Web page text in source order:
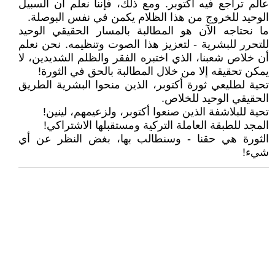
عالم تراجع فيه أكتوبر. ومع ذلك، فإننا نعلم أن السبيل
الوحيد للخروج من هذا الظلام يكمن في نفس البوصلة.
ما نحتاجه الآن هو المطالبة بالمسار الحقيقي الوحيد
للتحرر للبشرية - لتعزيز هذا الصوت وتنظيمه. نحن نعلم
أن خلاص شعبنا، الذي اختبره الفقر والظلم الشديدين، لا
يمكن تحقيقه إلا من خلال المطالبة بالحق في الثورة!
تحية لطليعي ثورة أكتوبر، الذين منحوا البشرية الطريق
الحقيقي الوحيد للخلاص.
تحية للبلاشفة الذين صنعوا أكتوبر، ولزعيمهم، لينين!
المجد للطبقة العاملة التركية ومستقبلها الاشتراكي!
الثورة هي حقنا - وسنطالب بها، بغض النظر عن أي
شيء!